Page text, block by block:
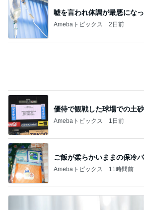
嘘を言われ体調が最悪にな
Amebaトピックス 2日前
優待で観戦した球場での土
Amebaトピックス 1日前
ご飯が柔らかいままの保冷
Amebaトピックス 11時間前